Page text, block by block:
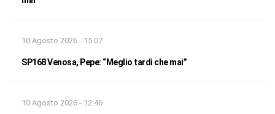
10 Agosto 2026 - 15:07
SP168 Venosa, Pepe: “Meglio tardi che mai”
10 Agosto 2026 - 12:46